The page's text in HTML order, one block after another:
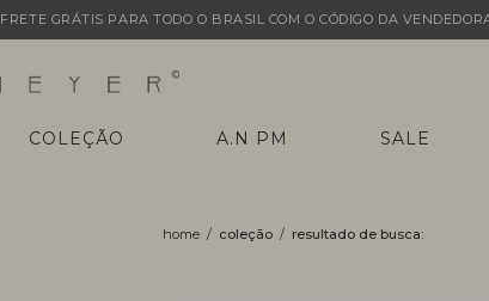
FRETE GRÁTIS PARA TODO O BRASIL COM O CÓDIGO DA
COLEÇÃO A.N PM SALE
coleção resultado de busca: